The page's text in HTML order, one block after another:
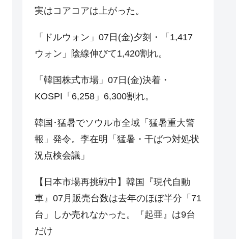
実はコアコアは上がった。
「ドルウォン」07日(金)夕刻・「1,417
ウォン」陰線伸びて1,420割れ。
「韓国株式市場」07日(金)決着・
KOSPI「6,258」6,300割れ。
韓国･猛暑でソウル市全域「猛暑重大警
報」発令。李在明「猛暑・干ばつ対処状
況点検会議」
【日本市場再挑戦中】韓国『現代自動
車』07月販売台数は去年のほぼ半分「71
台」しか売れなかった。『起亜』は9台
だけ